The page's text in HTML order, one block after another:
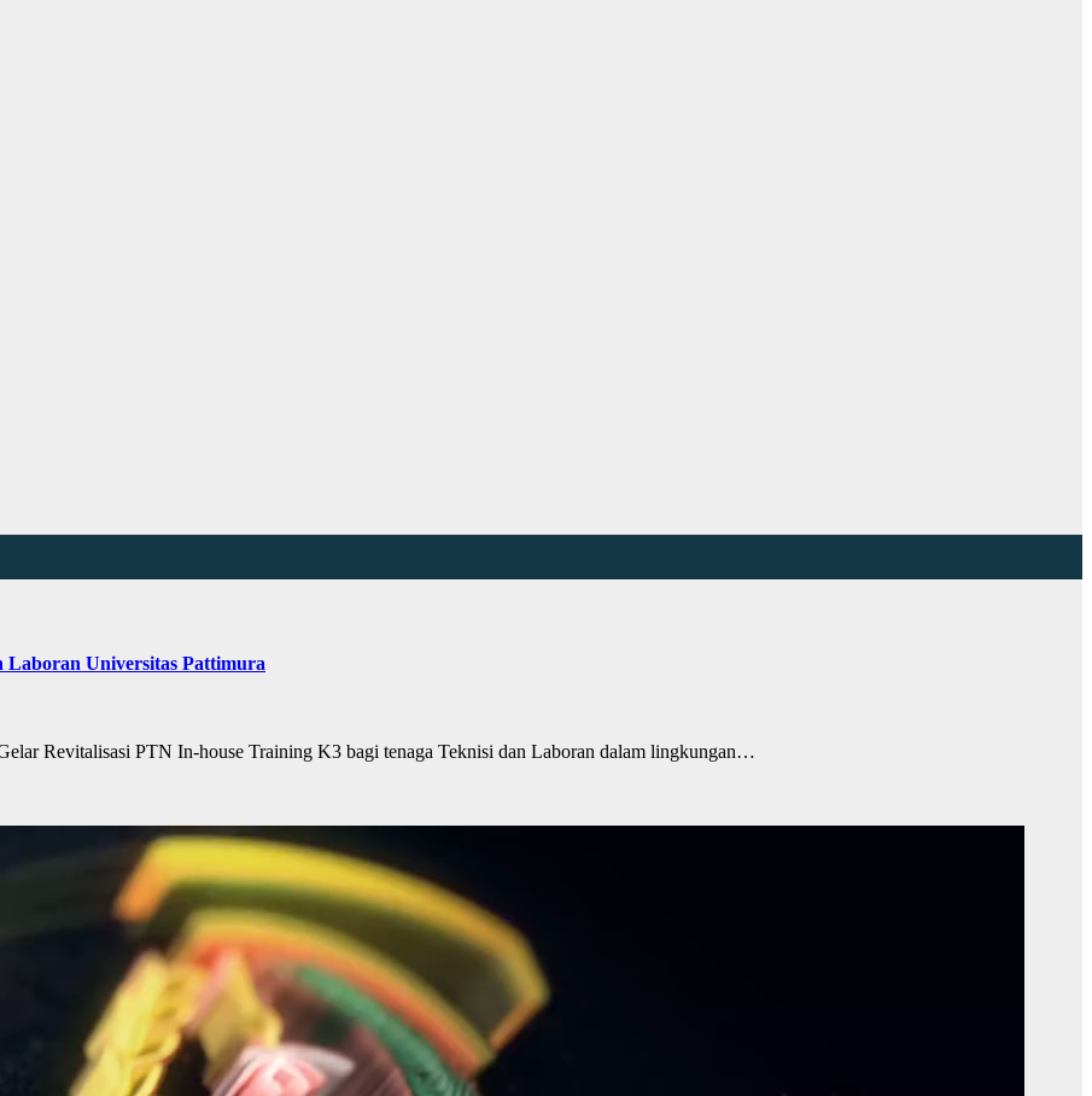
Laboran Universitas Pattimura
Revitalisasi PTN In-house Training K3 bagi tenaga Teknisi dan Laboran dalam lingkungan…